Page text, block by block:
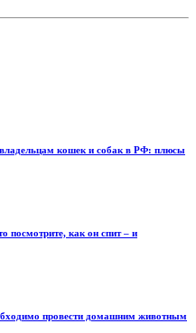
кошек и собак в РФ: плюсы
посмотрите, как он спит – и
провести домашним животным